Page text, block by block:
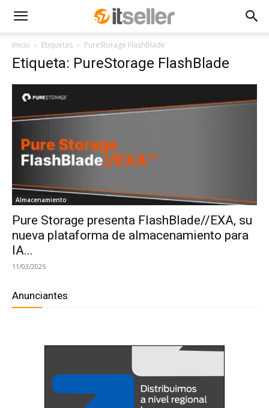
Inicio Etiquetas PureStorage FlashBlade
Etiqueta: PureStorage FlashBlade
Almacenamiento
Pure Storage presenta FlashBlade//EXA, su
nueva plataforma de almacenamiento para
IA...
11/03/2025
Anunciantes